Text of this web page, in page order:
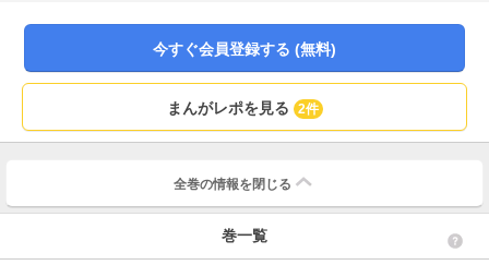
今すぐ会員登録する (無料)
まんがレポを見る 2件
全巻の情報を 閉じる
巻一覧